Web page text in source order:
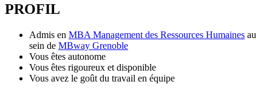
PROFIL
Admis en MBA Management des Ressources Humaines au
sein de MBway Grenoble
Vous êtes autonome
Vous êtes rigoureux et disponible
Vous avez le goût du travail en équipe